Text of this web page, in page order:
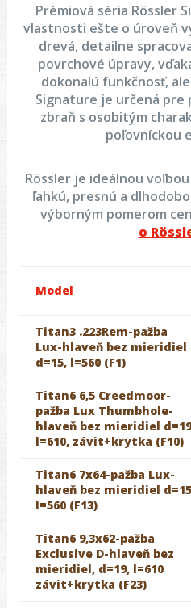
Prémiová séria Rössler
vlastnosti ešte o úroveň
drevá, detailne
povrchové úpravy,
dokonalú funkčnosť,
Signature je určená pre
zbraň s osobitým
poľovníckou
Rössler je ideálnou
ľahkú, presnú a
výborným pomerom
o
Model
Titan3 .223Rem-pažba
Lux-hlaveň bez mieridiel
d=15, l=560 (F1)
Titan6 6,5 Creedmoor-
pažba Lux Thumbhole-
hlaveň bez mieridiel
l=610, závit+krytka (F10)
Titan6 7x64-pažba Lux-
hlaveň bez mieridiel
l=560 (F13)
Titan6 9,3x62-pažba
Exclusive D-hlaveň bez
mieridiel, d=19, l=610
závit+krytka (F23)